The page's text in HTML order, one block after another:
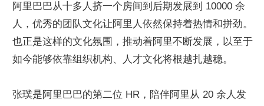
阿里巴巴从十多人挤一个房间到后期发展到 10000 余
人，优秀的团队文化让阿里人依然保持着热情和拼劲。
也正是这样的文化氛围，推动着阿里不断发展，以至于
如今能够依靠组织机构、人才文化将根越扎越稳。
张璞是阿里巴巴的第二位 HR，陪伴阿里从 20 余人发